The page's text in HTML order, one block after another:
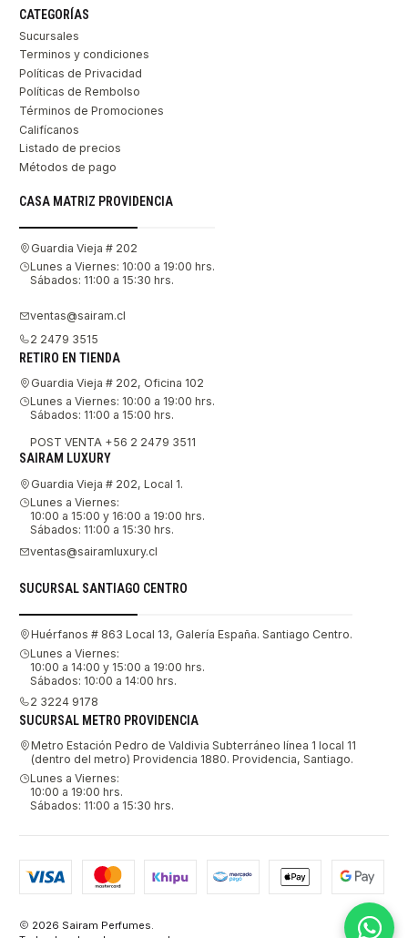
CATEGORÍAS
Sucursales
Terminos y condiciones
Políticas de Privacidad
Políticas de Rembolso
Términos de Promociones
Califícanos
Listado de precios
Métodos de pago
CASA MATRIZ PROVIDENCIA
Guardia Vieja # 202
Lunes a Viernes: 10:00 a 19:00 hrs.
Sábados: 11:00 a 15:30 hrs.
ventas@sairam.cl
2 2479 3515
RETIRO EN TIENDA
Guardia Vieja # 202, Oficina 102
Lunes a Viernes: 10:00 a 19:00 hrs.
Sábados: 11:00 a 15:00 hrs.
POST VENTA +56 2 2479 3511
SAIRAM LUXURY
Guardia Vieja # 202, Local 1.
Lunes a Viernes:
10:00 a 15:00 y 16:00 a 19:00 hrs.
Sábados: 11:00 a 15:30 hrs.
ventas@sairamluxury.cl
SUCURSAL SANTIAGO CENTRO
Huérfanos # 863 Local 13, Galería España. Santiago Centro.
Lunes a Viernes:
10:00 a 14:00 y 15:00 a 19:00 hrs.
Sábados: 10:00 a 14:00 hrs.
2 3224 9178
SUCURSAL METRO PROVIDENCIA
Metro Estación Pedro de Valdivia Subterráneo línea 1 local 11
(dentro del metro) Providencia 1880. Providencia, Santiago.
Lunes a Viernes:
10:00 a 19:00 hrs.
Sábados: 11:00 a 15:30 hrs.
2026 Sairam Perfumes.